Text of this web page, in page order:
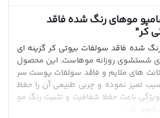
موهای رنگ شده فاقد
کر"
شده فاقد سولفات بیوتی کر گزینه ای
شستشوی روزانه موهاست. این محصول
های ملایم و فاقد سولفات پوست سر
تمیز نموده و چربی طبیعی آن را حفظ
باعث حفظ شفافیت و تثبیت رنگ مو
شود. ت...